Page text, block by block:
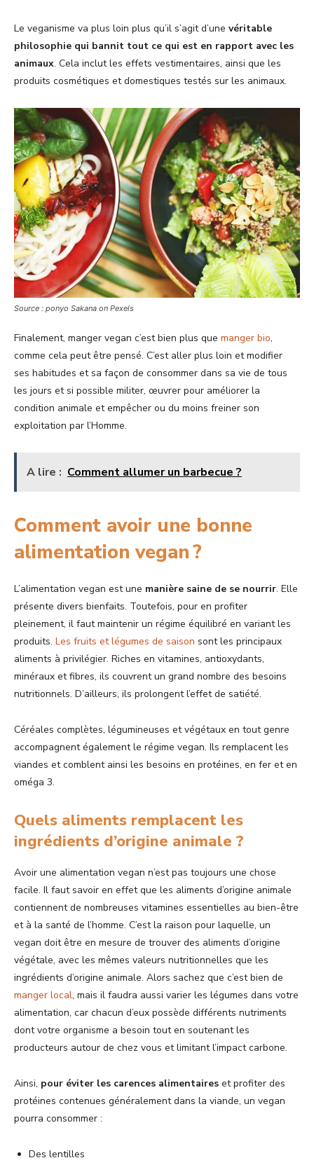
Le veganisme va plus loin plus qu’il s’agit d’une véritable
philosophie qui bannit tout ce qui est en rapport avec les
animaux. Cela inclut les effets vestimentaires, ainsi que les
produits cosmétiques et domestiques testés sur les animaux.
Source : ponyo Sakana on Pexels
Finalement, manger vegan c’est bien plus que manger bio,
comme cela peut être pensé. C’est aller plus loin et modifier
ses habitudes et sa façon de consommer dans sa vie de tous
les jours et si possible militer, œuvrer pour améliorer la
condition animale et empêcher ou du moins freiner son
exploitation par l’Homme.
A lire : Comment allumer un barbecue ?
Comment avoir une bonne
alimentation vegan ?
L’alimentation vegan est une manière saine de se nourrir. Elle
présente divers bienfaits. Toutefois, pour en profiter
pleinement, il faut maintenir un régime équilibré en variant les
produits. Les fruits et légumes de saison sont les principaux
aliments à privilégier. Riches en vitamines, antioxydants,
minéraux et fibres, ils couvrent un grand nombre des besoins
nutritionnels. D’ailleurs, ils prolongent l’effet de satiété.
Céréales complètes, légumineuses et végétaux en tout genre
accompagnent également le régime vegan. Ils remplacent les
viandes et comblent ainsi les besoins en protéines, en fer et en
oméga 3.
Quels aliments remplacent les
ingrédients d’origine animale ?
Avoir une alimentation vegan n’est pas toujours une chose
facile. Il faut savoir en effet que les aliments d’origine animale
contiennent de nombreuses vitamines essentielles au bien-être
et à la santé de l’homme. C’est la raison pour laquelle, un
vegan doit être en mesure de trouver des aliments d’origine
végétale, avec les mêmes valeurs nutritionnelles que les
ingrédients d’origine animale. Alors sachez que c’est bien de
manger local, mais il faudra aussi varier les légumes dans votre
alimentation, car chacun d’eux possède différents nutriments
dont votre organisme a besoin tout en soutenant les
producteurs autour de chez vous et limitant l’impact carbone.
Ainsi, pour éviter les carences alimentaires et profiter des
protéines contenues généralement dans la viande, un vegan
pourra consommer :
Des lentilles